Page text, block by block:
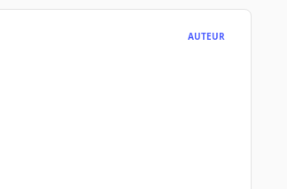
AUTEUR